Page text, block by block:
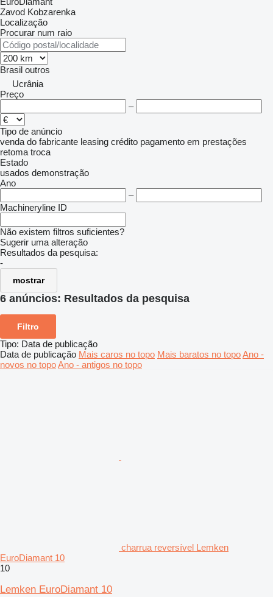
Zavod Kobzarenka
Localização
Procurar num raio
Brasil outros
Ucrânia
Preço
–
Tipo de anúncio
venda do fabricante leasing crédito pagamento em prestações
retoma troca
Estado
usados demonstração
Ano
–
Machineryline ID
Não existem filtros suficientes?
Sugerir uma alteração
Resultados da pesquisa:
-
mostrar
6 anúncios: Resultados da pesquisa
Filtro
Tipo: Data de publicação
Data de publicação Mais caros no topo Mais baratos no topoAno -
novos no topoAno - antigos no topo
charrua reversível Lemken
EuroDiamant 10
10
Lemken EuroDiamant 10